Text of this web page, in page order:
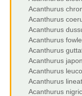
Acanthurus
Acanthurus
Acanthurus
Acanthurus
Acanthurus
Acanthurus
Acanthurus
Acanthurus
Acanthurus